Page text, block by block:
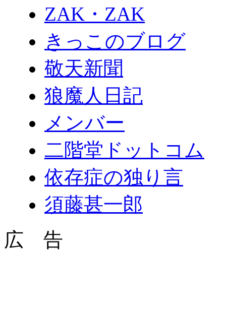
ZAK・ZAK
きっこのブログ
敬天新聞
狼魔人日記
メンバー
二階堂ドットコム
依存症の独り言
須藤甚一郎
広 告